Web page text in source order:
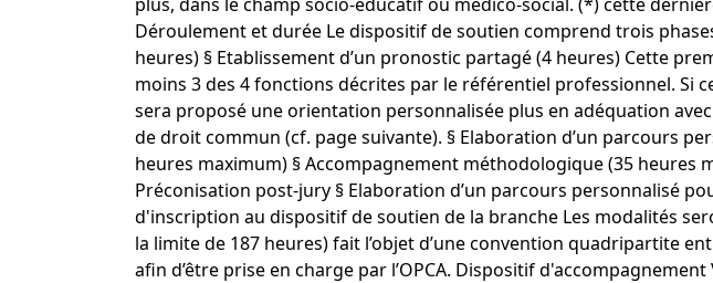
Déroulement et durée Le dispositif de soutien comprend trois
heures) § Etablissement d’un pronostic partagé (4 heures) Cette
moins 3 des 4 fonctions décrites par le référentiel professionnel. Si
sera proposé une orientation personnalisée plus en adéquation
de droit commun (cf. page suivante). § Elaboration d’un parcours
heures maximum) § Accompagnement méthodologique (35
Préconisation post-jury § Elaboration d’un parcours personnalisé
d'inscription au dispositif de soutien de la branche Les modalités
la limite de 187 heures) fait l’objet d’une convention quadripartite
afin d’être prise en charge par l’OPCA. Dispositif